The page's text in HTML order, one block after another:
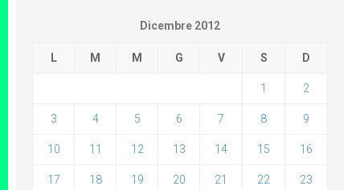
Dicembre 2012
L M M G V S D
1 2
3 4 5 6 7 8 9
10 11 12 13 14 15 16
17 18 19 20 21 22 23